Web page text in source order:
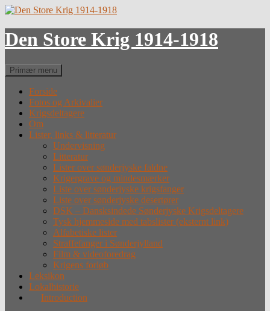
Hop
indhold
Den Store Krig 1914-1918
Søg
Primær menu
Forside
Fotos og Arkivalier
Krigsdeltagere
Om
Lister, links & litteratur
Undervisning
Litteratur
Lister over sønderjyske faldne
Krigergrave og mindesmærker
Liste over sønderjyske krigsfanger
Liste over sønderjyske desertører
DSK – Dansksindede Sønderjyske Krigsdeltagere
Tysk hjemmeside med tabslister (eksternt link)
Alfabetiske lister
Straffefanger i Sønderjylland
Film & videoforedrag
Krigens forløb
Leksikon
Lokalhistorie
Introduction